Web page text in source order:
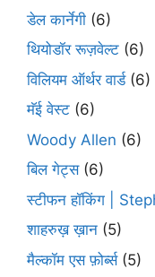
डेल कार्नेगी (6)
थियोडॉर रूज़वेल्ट (6)
विलियम ऑर्थर वार्ड(6)
मॅई वेस्ट (6)
Woody Allen (6)
बिल गेट्स(6)
स्टीफन हॉकिंग |
शाहरुख़ ख़ान (5)
मैल्कॉम एस फ़ोर्ब्स(5)